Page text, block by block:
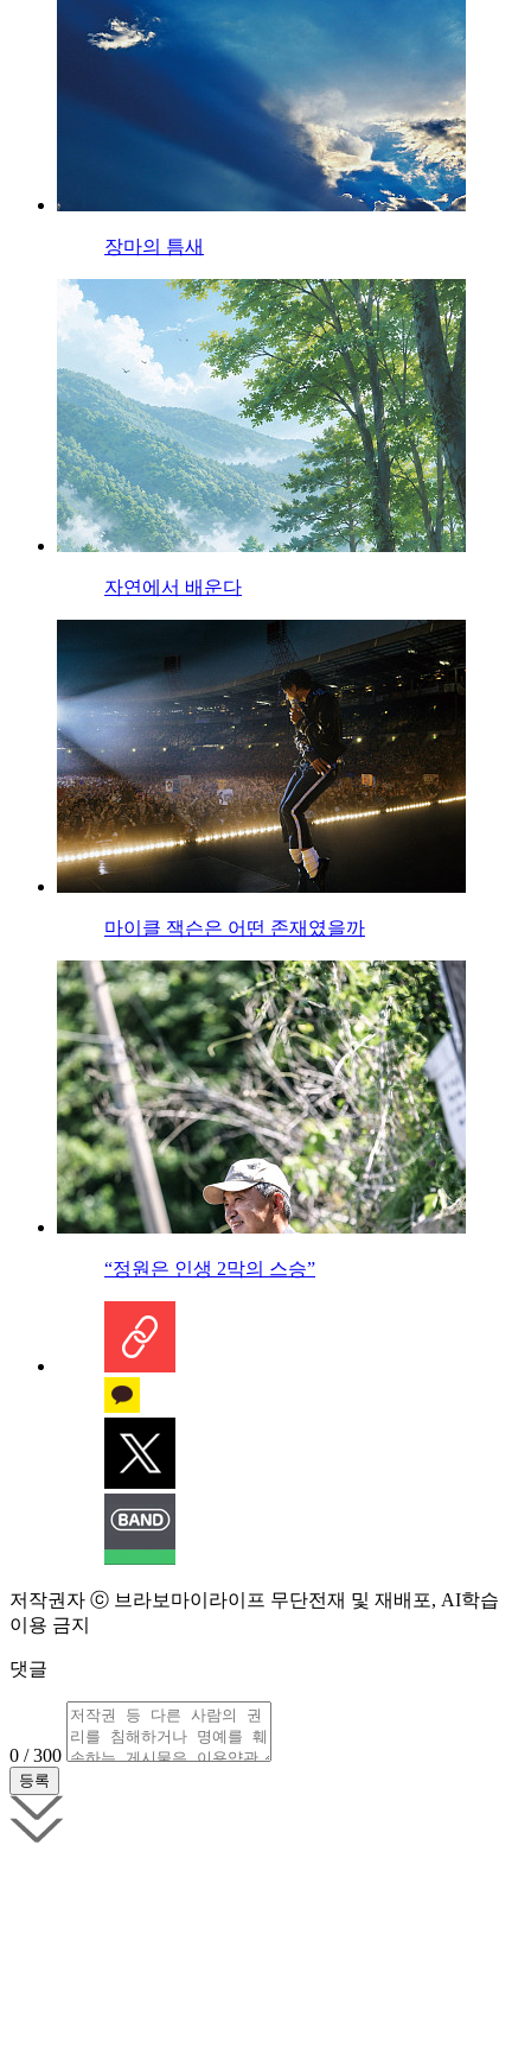
장마의 틈새
자연에서 배운다
마이클 잭슨은 어떤 존재였을까
“정원은 인생 2막의 스승”
저작권자 ⓒ 브라보마이라이프 무단전재 및 재배포, AI학습
이용 금지
댓글
0 / 300